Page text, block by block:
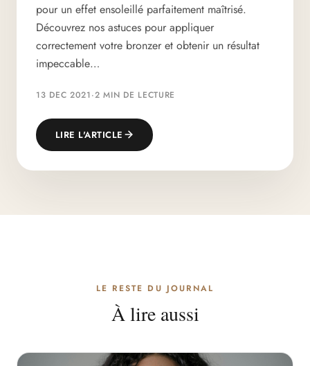
pour un effet ensoleillé parfaitement maîtrisé.
Découvrez nos astuces pour appliquer
correctement votre bronzer et obtenir un résultat
impeccable…
13 DEC 2021·2 MIN DE LECTURE
LIRE L'ARTICLE
LE RESTE DU JOURNAL
À lire aussi